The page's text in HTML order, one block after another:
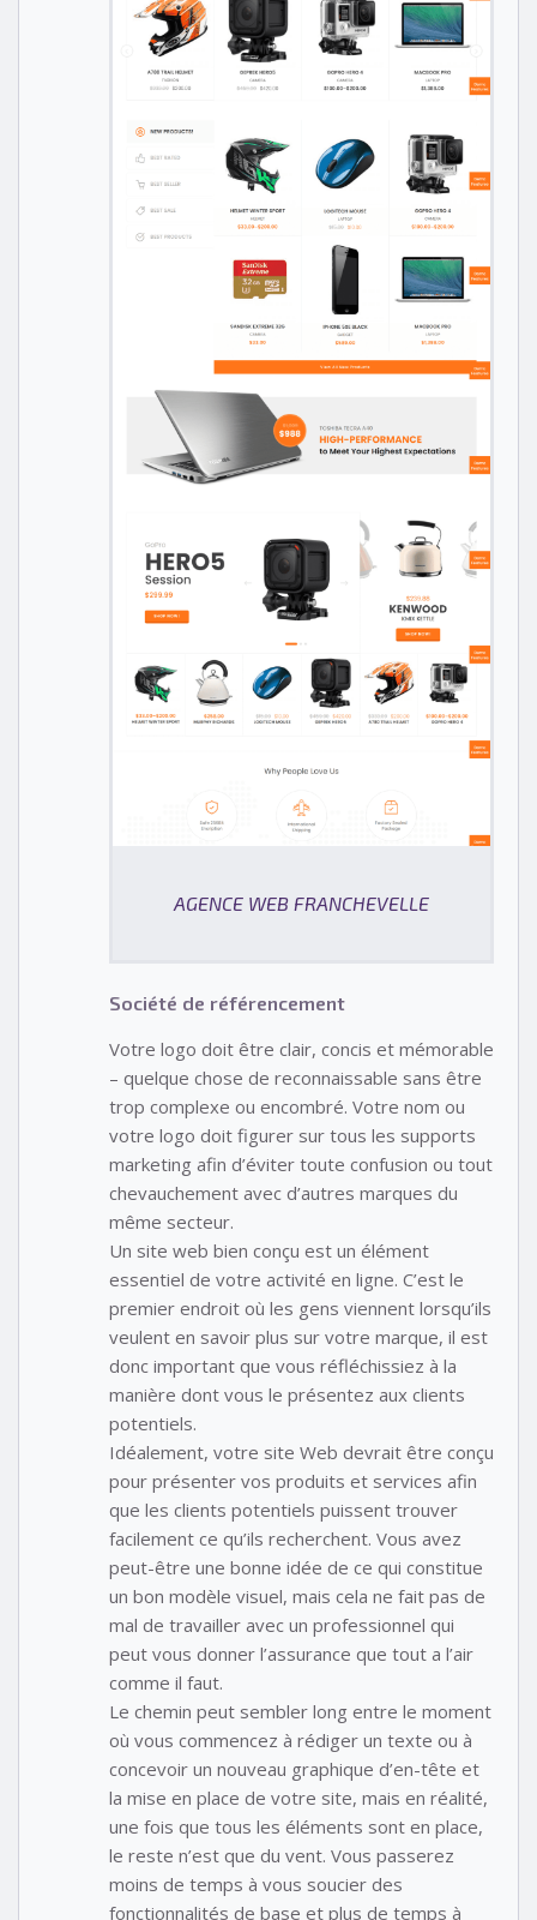
AGENCE WEB FRANCHEVELLE
Société de référencement
Votre logo doit être clair, concis et mémorable
– quelque chose de reconnaissable sans être
trop complexe ou encombré. Votre nom ou
votre logo doit figurer sur tous les supports
marketing afin d’éviter toute confusion ou tout
chevauchement avec d’autres marques du
même secteur.
Un site web bien conçu est un élément
essentiel de votre activité en ligne. C’est le
premier endroit où les gens viennent lorsqu’ils
veulent en savoir plus sur votre marque, il est
donc important que vous réfléchissiez à la
manière dont vous le présentez aux clients
potentiels.
Idéalement, votre site Web devrait être conçu
pour présenter vos produits et services afin
que les clients potentiels puissent trouver
facilement ce qu’ils recherchent. Vous avez
peut-être une bonne idée de ce qui constitue
un bon modèle visuel, mais cela ne fait pas de
mal de travailler avec un professionnel qui
peut vous donner l’assurance que tout a l’air
comme il faut.
Le chemin peut sembler long entre le moment
où vous commencez à rédiger un texte ou à
concevoir un nouveau graphique d’en-tête et
la mise en place de votre site, mais en réalité,
une fois que tous les éléments sont en place,
le reste n’est que du vent. Vous passerez
moins de temps à vous soucier des
fonctionnalités de base et plus de temps à